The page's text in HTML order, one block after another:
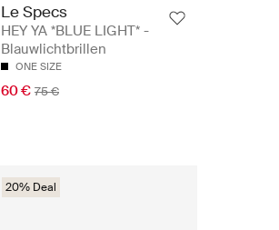
Le Specs
HEY YA *BLUE LIGHT* -
Blauwlichtbrillen
ONE SIZE
60 € 75 €
20% Deal